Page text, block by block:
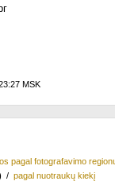
MSK
pagal fotografavimo
/ pagal nuotraukų kiekį